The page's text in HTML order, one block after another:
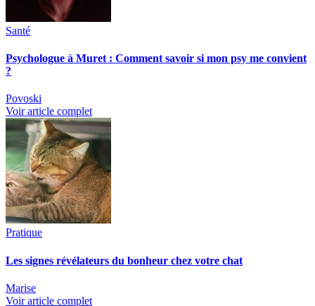
Santé
Psychologue à Muret : Comment savoir si mon psy me convient
?
Povoski
Voir article complet
Pratique
Les signes révélateurs du bonheur chez votre chat
Marise
Voir article complet